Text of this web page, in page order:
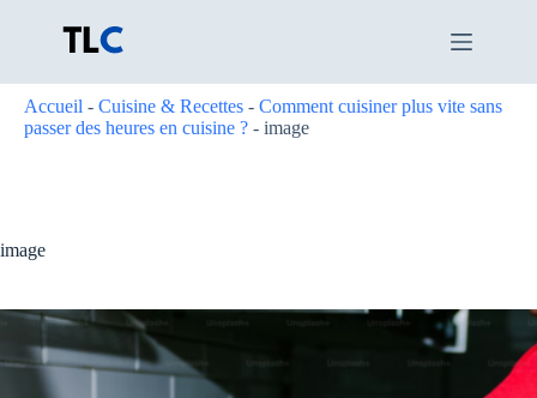
Accueil - Cuisine & Recettes - Comment cuisiner plus vite sans
passer des heures en cuisine ? - image
image